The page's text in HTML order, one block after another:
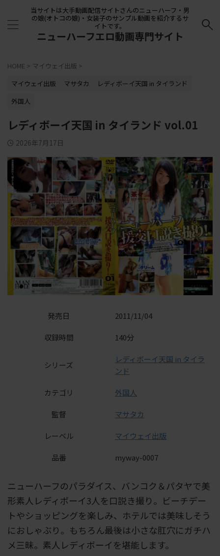
当サイトは大手動画配信サイトさんのニューハーフ・男
の娘(オトコの娘)・女装子のサンプル動画を紹介するサ
イトです。
ニューハーフエロ動画専門サイト
HOME > マイウェイ出版 >
マイウェイ出版
マサタカ
レディボーイ天国 in タイランド
外国人
レディボーイ天国 in タイランド vol.01
2026年7月17日
発売日 2011/11/04
収録時間 140分
シリーズ
レディボーイ天国 in タイラ
ンド
カテゴリ 外国人
監督 マサタカ
レーベル マイウェイ出版
品番 myway-0007
ニューハーフのパラダイス、バンコク＆パタヤで美
形素人レディボーイ3人を口説き撮り。ビーチデー
トやショッピングを楽しみ、ホテルでは美味しそう
におしゃぶり。もちろん最後は小さな肛穴にガチハ
メ三昧。素人レディボーイを堪能します。